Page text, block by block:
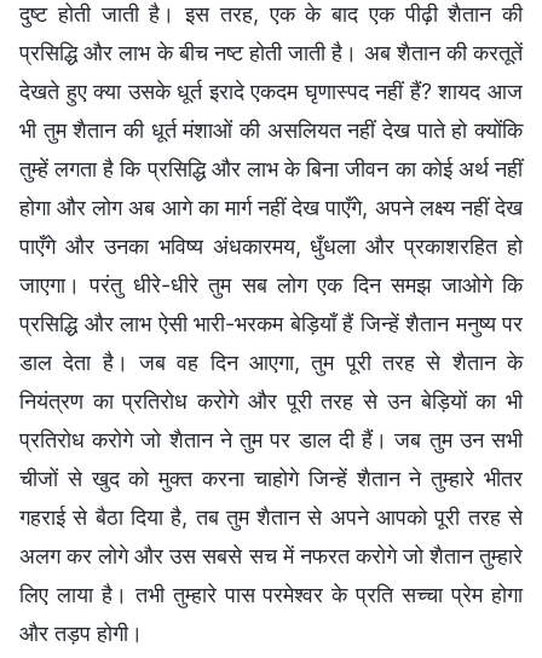
दुष्ट होती जाती है। इस तरह, एक के बाद एक पीढ़ी शैतान की
प्रसिद्धि और लाभ के बीच नष्ट होती जाती है। अब शैतान की करतूतें
देखते हुए क्या उसके धूर्त इरादे एकदम घृणास्पद नहीं हैं? शायद आज
भी तुम शैतान की धूर्त मंशाओं की असलियत नहीं देख पाते हो क्योंकि
तुम्हें लगता है कि प्रसिद्धि और लाभ के बिना जीवन का कोई अर्थ नहीं
होगा और लोग अब आगे का मार्ग नहीं देख पाएँगे, अपने लक्ष्य नहीं देख
पाएँगे और उनका भविष्य अंधकारमय, धुँधला और प्रकाशरहित हो
जाएगा। परंतु धीरे-धीरे तुम सब लोग एक दिन समझ जाओगे कि
प्रसिद्धि और लाभ ऐसी भारी-भरकम बेड़ियाँ हैं जिन्हें शैतान मनुष्य पर
डाल देता है। जब वह दिन आएगा, तुम पूरी तरह से शैतान के
नियंत्रण का प्रतिरोध करोगे और पूरी तरह से उन बेड़ियों का भी
प्रतिरोध करोगे जो शैतान ने तुम पर डाल दी हैं। जब तुम उन सभी
चीजों से खुद को मुक्त करना चाहोगे जिन्हें शैतान ने तुम्हारे भीतर
गहराई से बैठा दिया है, तब तुम शैतान से अपने आपको पूरी तरह से
अलग कर लोगे और उस सबसे सच में नफरत करोगे जो शैतान तुम्हारे
लिए लाया है। तभी तुम्हारे पास परमेश्वर के प्रति सच्चा प्रेम होगा
और तड़प होगी।